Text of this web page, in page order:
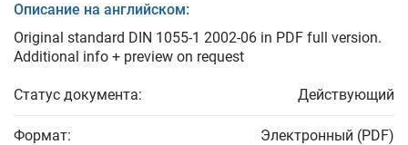
Описание на английском:
Original standard DIN 1055-1 2002-06 in PDF full version.
Additional info + preview on request
Статус документа: Действующий
Формат: Электронный (PDF)